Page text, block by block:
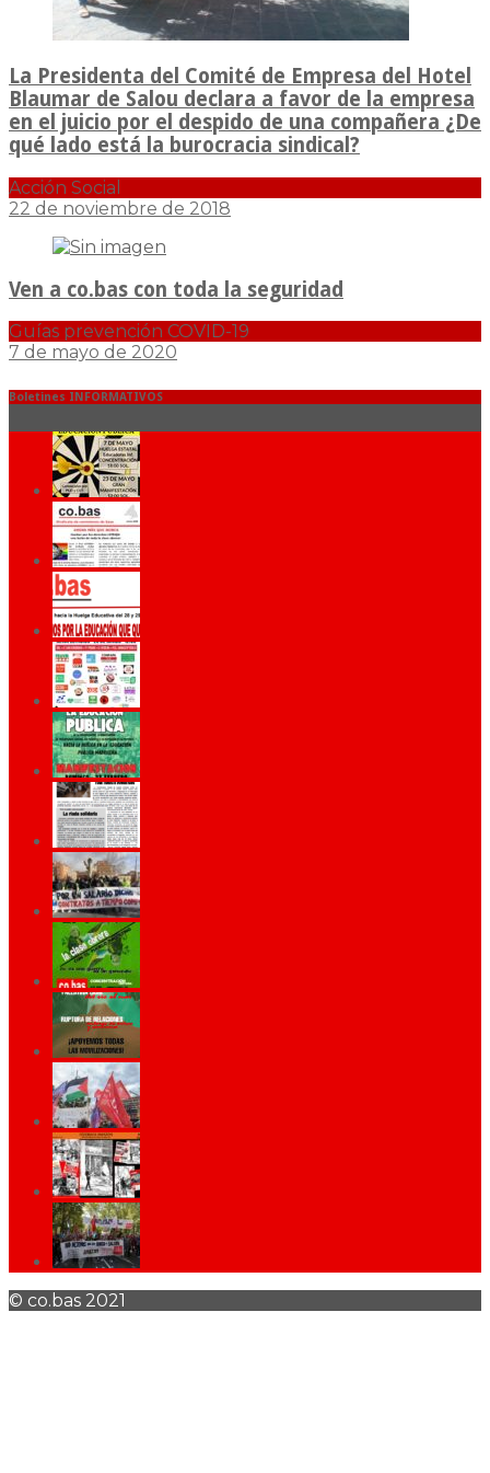
La Presidenta del Comité de Empresa del Hotel
Blaumar de Salou declara a favor de la empresa
en el juicio por el despido de una compañera ¿De
qué lado está la burocracia sindical?
Acción Social
22 de noviembre de 2018
Ven a co.bas con toda la seguridad
Guías prevención COVID-19
7 de mayo de 2020
Boletines INFORMATIVOS
© co.bas 2021